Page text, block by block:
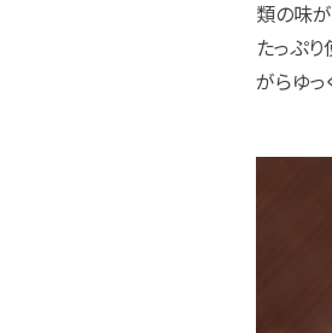
類の味
たっぷ
がらゆっ